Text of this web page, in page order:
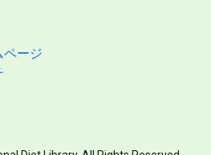
ページ